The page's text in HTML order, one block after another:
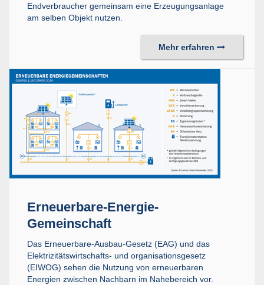
Endverbraucher gemeinsam eine Erzeugungsanlage
am selben Objekt nutzen.
Mehr erfahren
Erneuerbare-Energie-
Gemeinschaft
Das Erneuerbare-Ausbau-Gesetz (EAG) und das
Elektrizitätswirtschafts- und organisationsgesetz
(EIWOG) sehen die Nutzung von erneuerbaren
Energien zwischen Nachbarn im Nahebereich vor.